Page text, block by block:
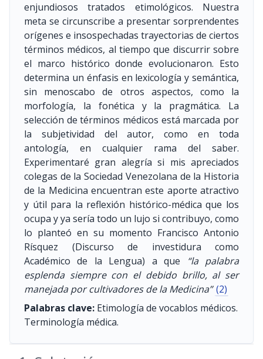
enjundiosos tratados etimológicos. Nuestra
meta se circunscribe a presentar sorprendentes
orígenes e insospechadas trayectorias de ciertos
términos médicos, al tiempo que discurrir sobre
el marco histórico donde evolucionaron. Esto
determina un énfasis en lexicología y semántica,
sin menoscabo de otros aspectos, como la
morfología, la fonética y la pragmática. La
selección de términos médicos está marcada por
la subjetividad del autor, como en toda
antología, en cualquier rama del saber.
Experimentaré gran alegría si mis apreciados
colegas de la Sociedad Venezolana de la Historia
de la Medicina encuentran este aporte atractivo
y útil para la reflexión histórico-médica que los
ocupa y ya sería todo un lujo si contribuyo, como
lo planteó en su momento Francisco Antonio
Rísquez (Discurso de investidura como
Académico de la Lengua) a que
“la palabra
esplenda siempre con el debido brillo, al ser
manejada por cultivadores de la Medicina” (2)
Palabras clave: Etimología de vocablos médicos.
Terminología médica.